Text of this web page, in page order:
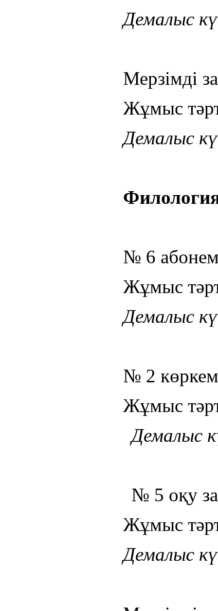
Демалыс
Мерзімді
Жұмыс
Демалыс
№ 6
Жұмыс
Демалыс
№ 2 көркем
Жұмыс
Демалыс
№ 5 оқу
Жұмыс
Демалыс